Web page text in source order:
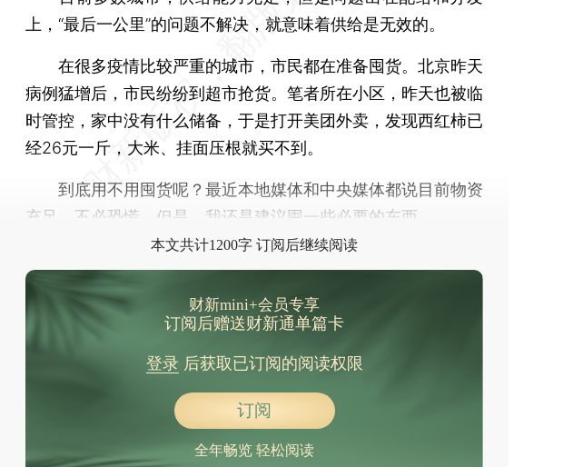
上，“最后一公里”的问题不解决，就意味着供给是无效的。
在很多疫情比较严重的城市，市民都在准备囤货。北京昨天
病例猛增后，市民纷纷到超市抢货。笔者所在小区，昨天也被临
时管控，家中没有什么储备，于是打开美团外卖，发现西红柿已
经26元一斤，大米、挂面压根就买不到。
到底用不用囤货呢？最近本地媒体和中央媒体都说目前物资
充足，不必恐慌。但是，我还是建议囤一些必要的东西。
本文共计1200字 订阅后继续阅读
财新mini+会员专享
订阅后赠送财新通单篇卡
登录后获取已订阅的阅读权限
订阅
全年畅览 轻松阅读